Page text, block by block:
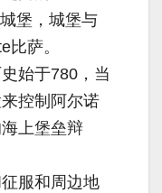
堡，城堡与
萨。
始于780，当
控制阿尔诺
上堡垒辩
服和周边地